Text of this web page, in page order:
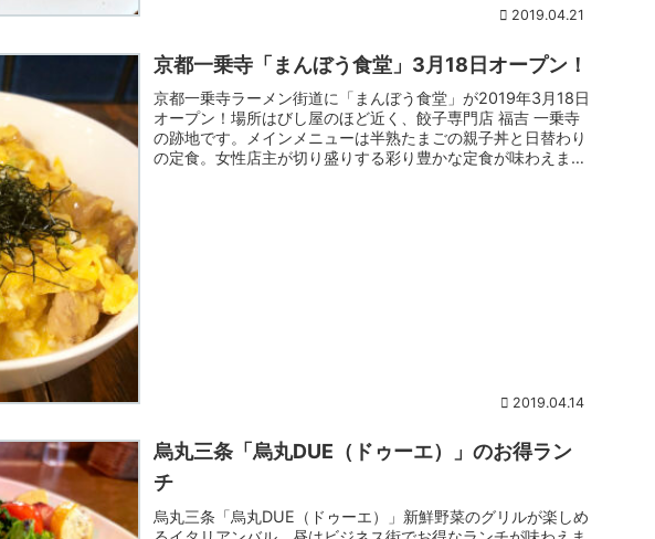
2019.04.21
京都一乗寺「まんぼう食堂」3月18日オープン！
京都一乗寺ラーメン街道に「まんぼう食堂」が2019年3月18日
オープン！場所はびし屋のほど近く、餃子専門店 福吉 一乗寺
の跡地です。メインメニューは半熟たまごの親子丼と日替わり
の定食。女性店主が切り盛りする彩り豊かな定食が味わえま
2019.04.14
烏丸三条「烏丸DUE（ドゥーエ）」のお得ラン
チ
烏丸三条「烏丸DUE（ドゥーエ）」新鮮野菜のグリルが楽しめ